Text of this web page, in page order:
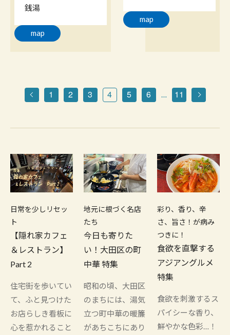
銭湯
map
map
1 2 3 4 5 6 … 11
日常を少しリセッ
ト
【隠れ家カフェ
＆レストラン】
Part 2
住宅街を歩いてい
て、ふと見つけた
お店らしき看板に
心を惹かれること
地元に根づく名店
たち
今日も寄りた
い！大田区の町
中華 特集
昭和の頃、大田区
のまちには、湯気
立つ町中華の暖簾
があちこちにあり
彩り、香り、辛
さ、旨さ！が病み
つきに！
食欲を直撃する
アジアングルメ
特集
食欲を刺激するス
パイシーな香り、
鮮やかな色彩…！